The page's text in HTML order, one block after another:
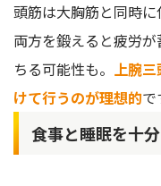
頭筋は大胸筋と同時
両方を鍛えると疲労
ちる可能性も。 上腕
けて行うのが理想的で
食事と睡眠を十